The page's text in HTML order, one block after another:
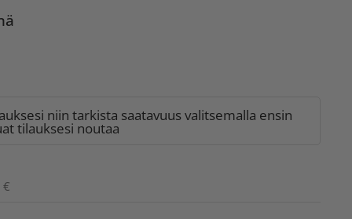
niin tarkista saatavuus valitsemalla ensin
tilauksesi noutaa
€